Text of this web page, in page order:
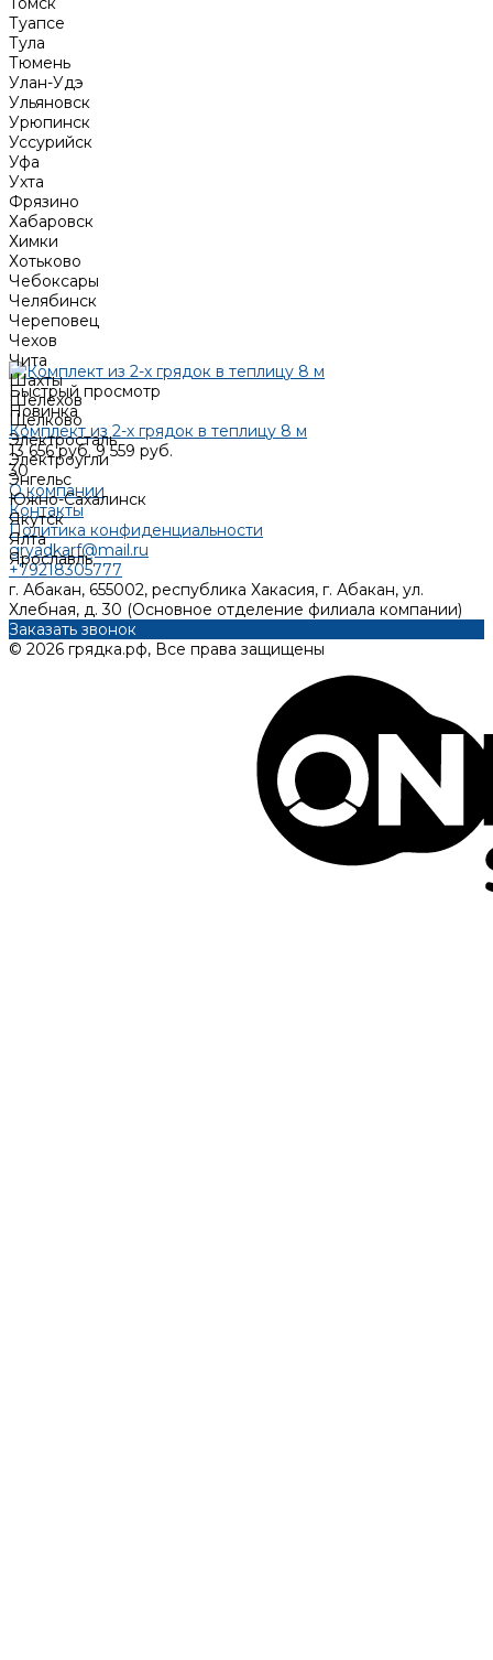
Туапсе
Тула
Тюмень
Улан-Удэ
Ульяновск
Урюпинск
Уссурийск
Уфа
Ухта
Фрязино
Хабаровск
Химки
Хотьково
Чебоксары
Челябинск
Череповец
Чехов
Чита
Шахты
Шелехов
Щёлково
Электросталь
Электроугли
Энгельс
Южно-Сахалинск
Якутск
Ялта
Ярославль
Быстрый просмотр
Новинка
Комплект из 2-х грядок в теплицу 8 м
13 656 руб.9 559 руб.
30
О компании
Контакты
Политика конфиденциальности
gryadkarf@mail.ru
+79218305777
г. Абакан, 655002, республика Хакасия, г. Абакан, ул.
Хлебная, д. 30 (Основное отделение филиала компании)
Заказать звонок
© 2026 грядка.рф, Все права защищены